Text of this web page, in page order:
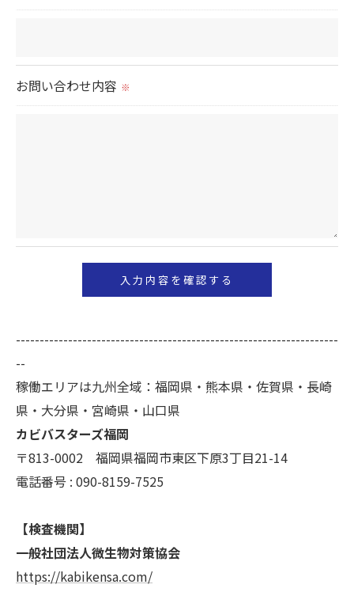
当社では、お客様の個人情報の開示･訂正･削除・利
個人情報の開示･訂正･削除・利用停止の具体的手続
きにつきましては、お電話でお問合せ下さい。
お問い合わせ内容 ※
--------------------------------------------------------------------
--
稼働エリアは九州全域：福岡県・熊本県・佐賀県・長崎
県・大分県・宮崎県・山口県
カビバスターズ福岡
〒813-0002 福岡県福岡市東区下原3丁目21-14
電話番号 : 090-8159-7525
【検査機関】
一般社団法人微生物対策協会
https://kabikensa.com/